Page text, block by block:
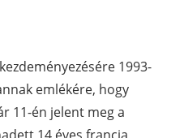
1993-
emlékére, hogy
11-én jelent meg a